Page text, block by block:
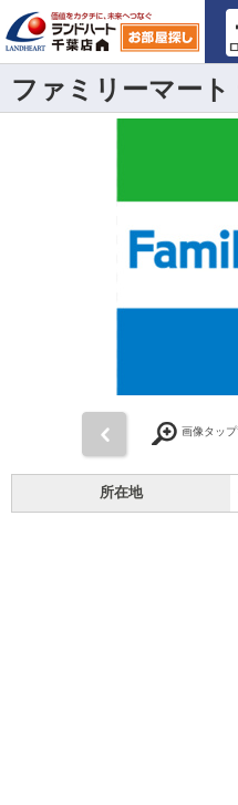
ファミリーマート
画像タッ
所在地